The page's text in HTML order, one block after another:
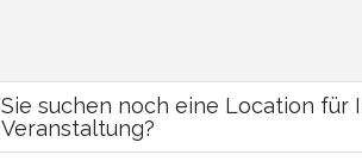
Sie suchen noch eine Location für
Veranstaltung?